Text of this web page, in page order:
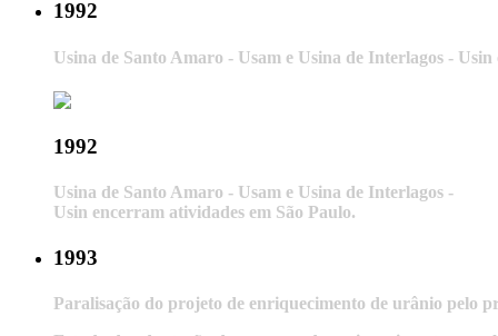
1992
Usina de Santo Amaro - Usam e Usina de Interlagos -
1992
Usina de Santo Amaro - Usam e Usina de Interlagos -
Usin encerram atividades em São Paulo.
1993
Paralisação do projeto de enriquecimento de urânio pelo